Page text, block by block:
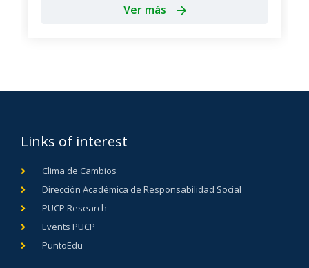
Ver más
Links of interest
Clima de Cambios
Dirección Académica de Responsabilidad Social
PUCP Research
Events PUCP
PuntoEdu